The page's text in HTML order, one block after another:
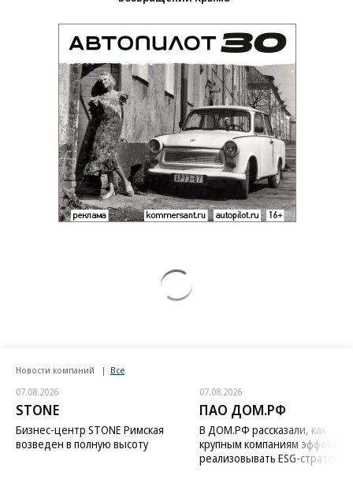
Зеленский неожиданно высказался о
возвращении Крыма
Новости компаний
07.08.2026
STONE
Бизнес-центр STONE Римская
07.08.2026
ПАО ДОМ.РФ
В ДОМ.РФ рассказали, как
крупным компаниям